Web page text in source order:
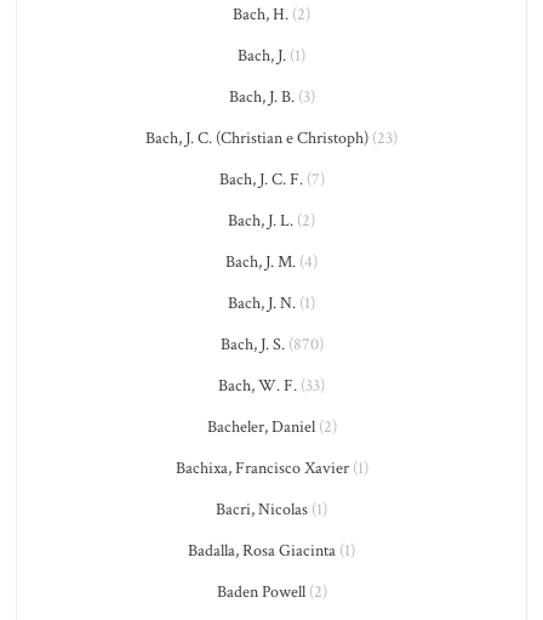
Bach, H. (2)
Bach, J. (1)
Bach, J. B.(3)
Bach, J. C. (Christian e Christoph) (23)
Bach, J. C. F.(7)
Bach, J. L. (2)
Bach, J. M. (4)
Bach, J. N. (1)
Bach, J. S.(870)
Bach, W. F. (33)
Bacheler, Daniel(2)
Bachixa, Francisco Xavier(1)
Bacri, Nicolas (1)
Badalla, Rosa Giacinta (1)
Baden Powell(2)